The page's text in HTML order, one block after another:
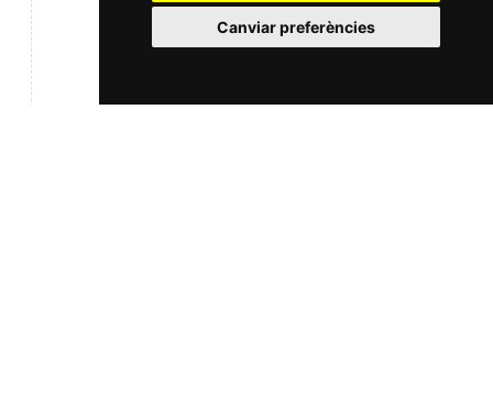
Canviar preferències